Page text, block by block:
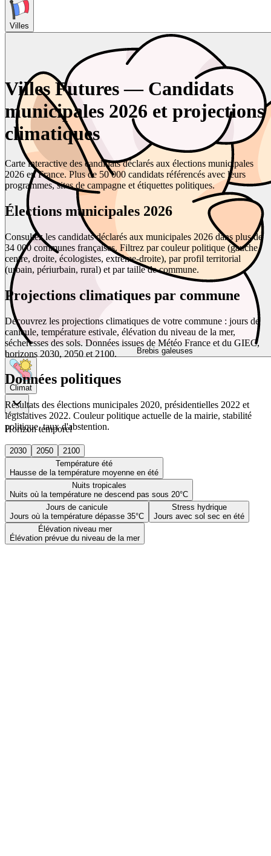
Villes
Brebis galeuses
Climat
Horizon temporel
2030 2050
2100
Température été
Hausse de la température moyenne en été
Nuits tropicales
Nuits où la température ne descend pas sous 20°C
Jours de canicule
Jours où la température dépasse 35°C
Stress hydrique
Jours avec sol sec en été
Élévation niveau mer
Élévation prévue du niveau de la mer
Villes Futures — Candidats
municipales 2026 et projections
climatiques
Carte interactive des candidats déclarés aux élections municipales
2026 en France. Plus de 50 000 candidats référencés avec leurs
programmes, sites de campagne et étiquettes politiques.
Élections municipales 2026
Consultez les candidats déclarés aux municipales 2026 dans plus de
34 000 communes françaises. Filtrez par couleur politique (gauche,
centre, droite, écologistes, extrême-droite), par profil territorial
(urbain, périurbain, rural) et par taille de commune.
Projections climatiques par commune
Découvrez les projections climatiques de votre commune : jours de
canicule, température estivale, élévation du niveau de la mer,
sécheresses des sols. Données issues de Météo France et du GIEC,
horizons 2030, 2050 et 2100.
Données politiques
Résultats des élections municipales 2020, présidentielles 2022 et
législatives 2022. Couleur politique actuelle de la mairie, stabilité
politique, taux d'abstention.